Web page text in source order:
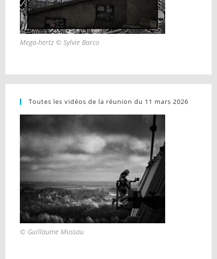
Mega-hertz © Sylvie Barco
Toutes les vidéos de la réunion du 11 mars 2026
© Guillaume Mussau